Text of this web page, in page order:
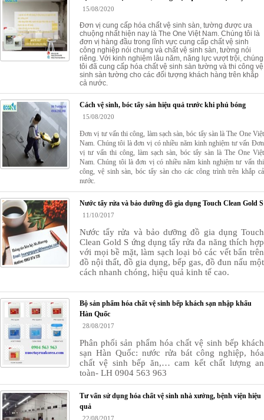
15/08/2020
Đơn vị cung cấp hóa chất vệ sinh sàn, tường được ưa
chuộng nhất hiện nay là The One Việt Nam. Chúng tôi là
đơn vị hàng đầu trong lĩnh vực cung cấp chất vệ sinh
công nghiệp nói chung và chất vệ sinh sàn, tường nói
riêng. Với kinh nghiệm lâu năm, năng lực vượt trội, chúng
tôi đã cung cấp hóa chất vệ sinh sàn tường và thi công vệ
sinh sàn tường cho các đối tượng khách hàng trên khắp
cả nước.
Cách vệ sinh, bóc tẩy sàn hiệu quả trước khi phủ bóng
15/08/2020
Đơn vị tư vấn thi công, làm sạch sàn, bóc tẩy sàn là The One Việt
Nam. Chúng tôi là đơn vị có nhiều năm kinh nghiệm tư vấn Đơn
vị tư vấn thi công, làm sạch sàn, bóc tẩy sàn là The One Việt
Nam. Chúng tôi là đơn vị có nhiều năm kinh nghiệm tư vấn thi
công, vệ sinh sàn, bóc tẩy sàn cho các công trình trên khắp cả
nước.
Nước tẩy rửa và bảo dưỡng đồ gia dụng Touch Clean Gold S
11/10/2017
Nước tẩy rửa và bảo dưỡng đồ gia dụng Touch
Clean Gold S ứng dụng tẩy rửa đa năng thích hợp
với mọi bề mặt, làm sạch loại bỏ các vết bẩn trên
đồ nội thất, đồ gia dụng, bếp gas, đồ đun nấu một
cách nhanh chóng, hiệu quả kinh tế cao.
Bộ sản phẩm hóa chất vệ sinh bếp khách sạn nhập khẩu
Hàn Quốc
28/08/2017
Phân phối sản phẩm hóa chất vệ sinh bếp khách
sạn Hàn Quốc: nước rửa bát công nghiệp, hóa
chất vệ sinh bếp ăn,… cam kết chất lượng an
toàn- LH 0904 563 963
Tư vấn sử dụng hóa chất vệ sinh nhà xưởng, bệnh viện hiệu
quả
22/08/2017